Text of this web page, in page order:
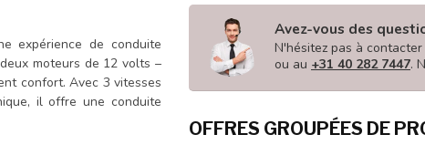
expérience de conduite
moteurs de 12 volts –
confort. Avec 3 vitesses
il offre une conduite
Avez-vous des
N'hésitez pas à
ou au +31 40 282 7447.
OFFRES GROUPÉES DE